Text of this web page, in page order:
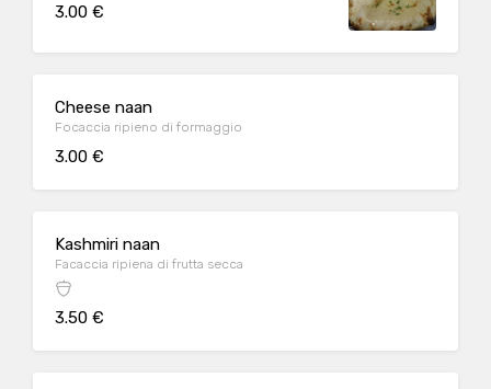
3.00 €
Cheese naan
Focaccia ripieno di formaggio
3.00 €
Kashmiri naan
Facaccia ripiena di frutta secca
3.50 €